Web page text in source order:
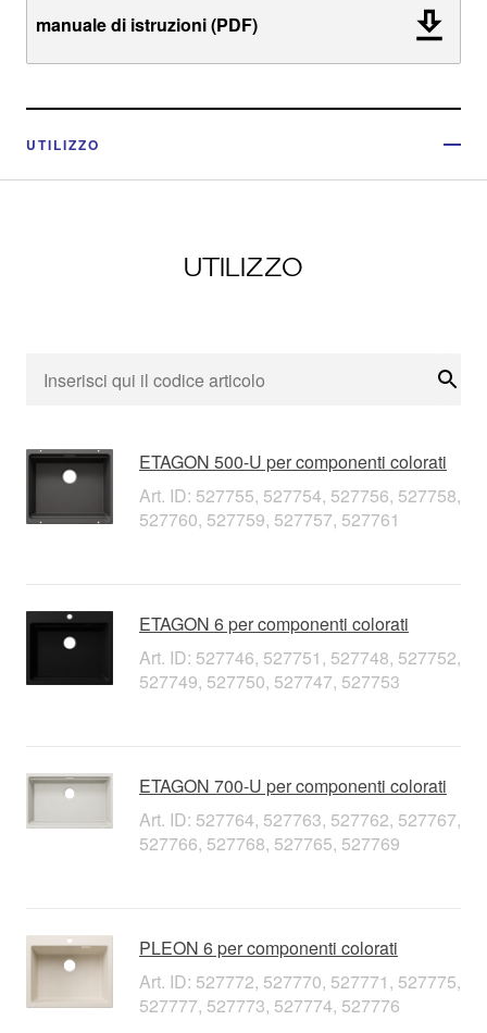
manuale di istruzioni (PDF)
UTILIZZO
UTILIZZO
ETAGON 500-U per componenti colorati
Art. ID: 527755, 527754, 527756, 527758,
527760, 527759, 527757, 527761
ETAGON 6 per componenti colorati
Art. ID: 527746, 527751, 527748, 527752,
527749, 527750, 527747, 527753
ETAGON 700-U per componenti colorati
Art. ID: 527764, 527763, 527762, 527767,
527766, 527768, 527765, 527769
PLEON 6 per componenti colorati
Art. ID: 527772, 527770, 527771, 527775,
527777, 527773, 527774, 527776